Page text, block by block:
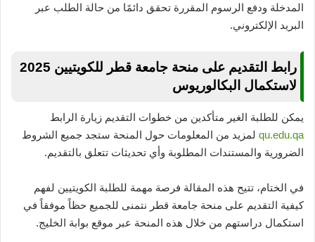
المدخلة ودفع الرسوم المقررة تحقق دائمًا من حالة الطلب عبر
البريد الإلكتروني.
رابط التقديم على منحة جامعة قطر للكويتيين 2025
لاستكمال البكالوريوس
يمكن للطلبة الغير متأكدين من خطوات التقديم زيارة الرابط
qu.edu.qa لمزيد من المعلومات حول المنحة ستجد جميع الشروط
الضرورية والمستندات المطلوبة وأي تحديثات تتعلق بالتقديم.
في الختام، تتيح هذه المقالة فرصة مهمة للطلبة الكويتيين لفهم
كيفية التقديم على منحة جامعة قطر نتمنى للجميع حظاً موفقاً في
استكمال دراستهم من خلال هذه المنحة عبر موقع بوابة الخليج.